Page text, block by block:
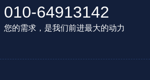
010-64913142
您的需求，是我们前进最大的动力